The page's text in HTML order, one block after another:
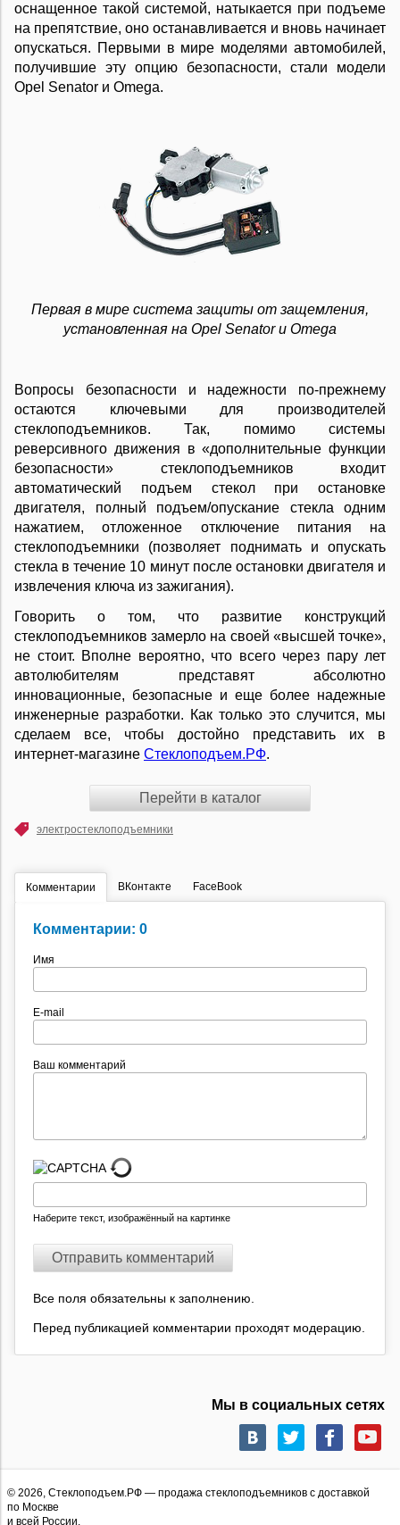
оснащенное такой системой, натыкается при подъеме
на препятствие, оно останавливается и вновь начинает
опускаться. Первыми в мире моделями автомобилей,
получившие эту опцию безопасности, стали модели
Opel Senator и Omega.
Первая в мире система защиты от защемления,
установленная на Opel Senator и Omega
Вопросы безопасности и надежности по-прежнему
остаются ключевыми для производителей
стеклоподъемников. Так, помимо системы
реверсивного движения в «дополнительные функции
безопасности» стеклоподъемников входит
автоматический подъем стекол при остановке
двигателя, полный подъем/опускание стекла одним
нажатием, отложенное отключение питания на
стеклоподъемники (позволяет поднимать и опускать
стекла в течение 10 минут после остановки двигателя и
извлечения ключа из зажигания).
Говорить о том, что развитие конструкций
стеклоподъемников замерло на своей «высшей точке»,
не стоит. Вполне вероятно, что всего через пару лет
автолюбителям представят абсолютно
инновационные, безопасные и еще более надежные
инженерные разработки. Как только это случится, мы
сделаем все, чтобы достойно представить их в
интернет-магазине Стеклоподъем.РФ.
Перейти в каталог
электростеклоподъемники
Комментарии ВКонтакте FaceBook
Комментарии: 0
Имя
E-mail
Ваш комментарий
Наберите текст, изображённый на картинке
Все поля обязательны к заполнению.
Перед публикацией комментарии проходят модерацию.
Мы в социальных сетях
© 2026, Стеклоподъем.РФ — продажа стеклоподъемников с доставкой
по Москве
и всей России.